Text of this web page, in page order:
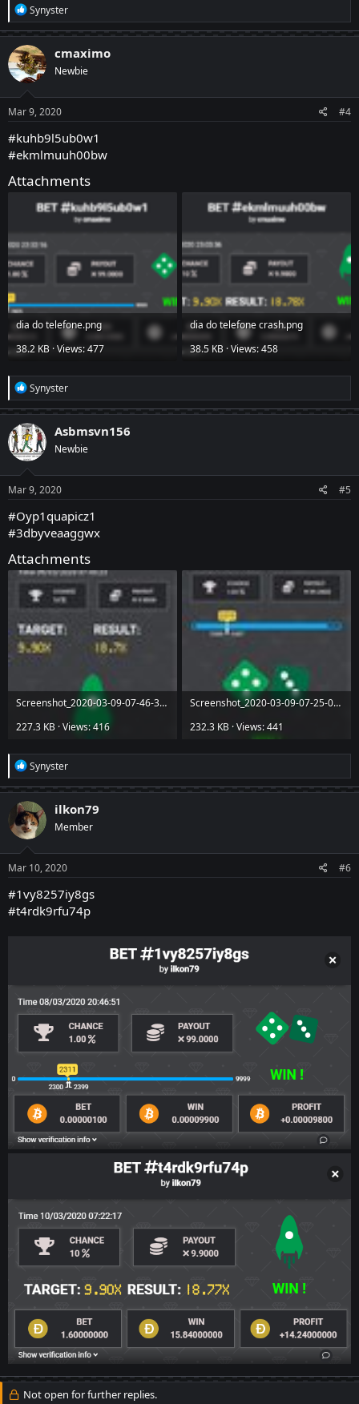
R
e
a
c
t
i
o
n
s
:
Synyster
cmaximo
Newbie
Mar 9, 2020 #4
#kuhb9l5ub0w1
#ekmlmuuh00bw
Attachments
dia do telefone.png
38.2 KB · Views: 477
dia do telefone crash.png
38.5 KB · Views: 458
R
e
a
c
t
i
o
n
s
:
Synyster
Asbmsvn156
Newbie
Mar 9, 2020 #5
#Oyp1quapicz1
#3dbyveaaggwx
Attachments
Screenshot_2020-03-09-07-46-32-260_com.android.chrome.jpg
227.3 KB · Views: 416
Screenshot_2020-03-09-07-25-05-320_com.android.chrome.jpg
232.3 KB · Views: 441
R
e
a
c
t
i
o
n
s
:
Synyster
ilkon79
Member
Mar 10, 2020 #6
#1vy8257iy8gs
#t4rdk9rfu74p
Not open for further replies.